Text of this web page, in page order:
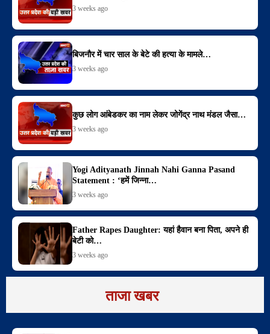
3 weeks ago
बिजनौर में चार साल के बेटे की हत्या के मामले…
3 weeks ago
कुछ लोग आंबेडकर का नाम लेकर जोगेंद्र नाथ मंडल जैसा…
3 weeks ago
Yogi Adityanath Jinnah Nahi Ganna Pasand
Statement : ‘हमें जिन्ना…
3 weeks ago
Father Rapes Daughter: यहां हैवान बना पिता, अपने ही
बेटी को…
3 weeks ago
ताजा खबर